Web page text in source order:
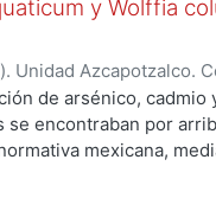
y Wolffia
Unidad Azcapotzalco.
Jessica
de arsénico, cadmio
encontraban por
mexicana,